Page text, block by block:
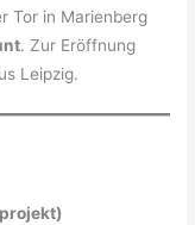
Tor in Marienberg
. Zur Eröffnung
Leipzig.